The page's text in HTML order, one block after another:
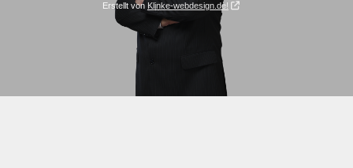
Erstellt von Klinke-webdesign.de!